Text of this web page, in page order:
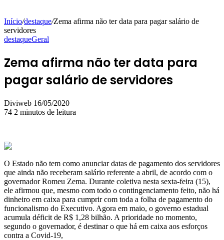
Início/destaque/Zema afirma não ter data para pagar salário de
servidores
destaqueGeral
Zema afirma não ter data para
pagar salário de servidores
Diviweb Mande
um
16/05/2020
74 2 minutos de leitura
O Estado não tem como anunciar datas de pagamento dos servidores
que ainda não receberam salário referente a abril, de acordo com o
governador Romeu Zema. Durante coletiva nesta sexta-feira (15),
ele afirmou que, mesmo com todo o contingenciamento feito, não há
dinheiro em caixa para cumprir com toda a folha de pagamento do
funcionalismo do Executivo. Agora em maio, o governo estadual
acumula déficit de R$ 1,28 bilhão. A prioridade no momento,
segundo o governador, é destinar o que há em caixa aos esforços
contra a Covid-19,